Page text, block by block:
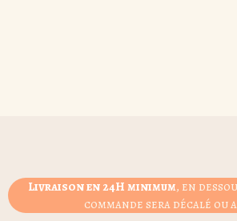
Livraison en 24H minimum, en
commande sera décalé ou